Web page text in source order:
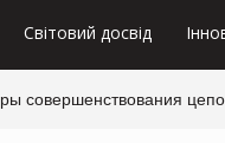
Світовий досвід
совершенствования